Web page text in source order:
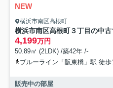
NEW
横浜市南区高根町
横浜市南区高根町３丁目の中
4,199万円
50.89㎡ (2LDK) /築42年 /-
ブルーライン「阪東橋」駅 徒歩
販売中の部屋